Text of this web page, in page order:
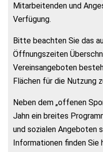
Mitarbeitenden und
Verfügung.
Bitte beachten Sie das
Öffnungszeiten
Vereinsangeboten
Flächen für die Nutzung
Neben dem „offenen
Jahn ein breites
und sozialen Angeboten
Informationen finden Sie